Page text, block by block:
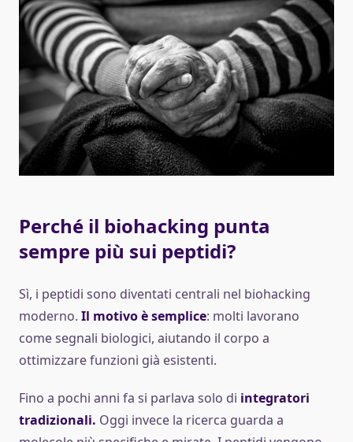
Perché il biohacking punta
sempre più sui peptidi?
Sì, i peptidi sono diventati centrali nel biohacking
moderno. Il motivo è semplice: molti lavorano
come segnali biologici, aiutando il corpo a
ottimizzare funzioni già esistenti.
Fino a pochi anni fa si parlava solo di integratori
tradizionali. Oggi invece la ricerca guarda a